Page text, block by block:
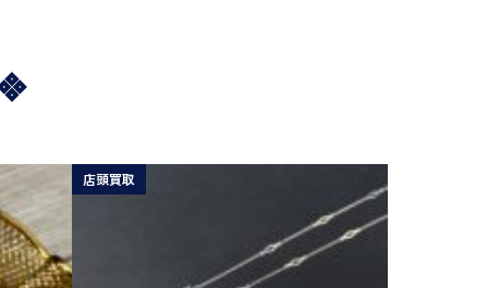
店頭買取